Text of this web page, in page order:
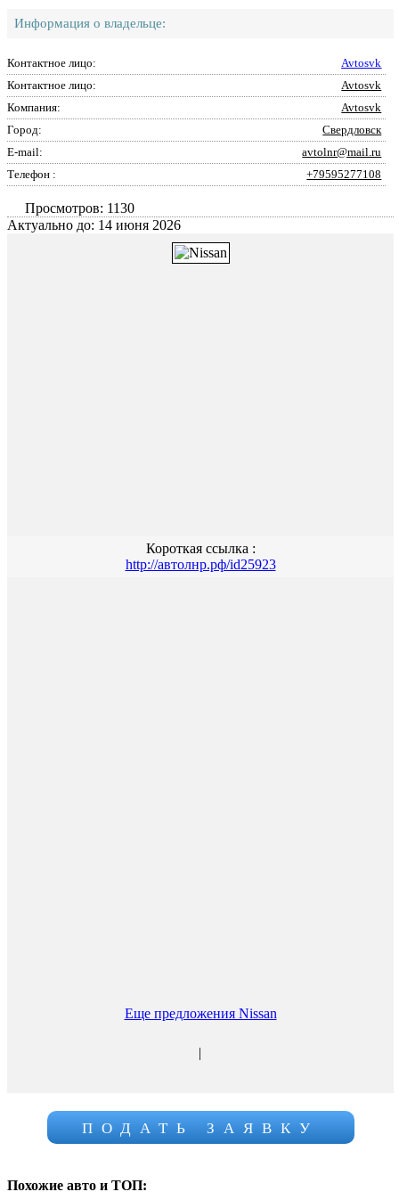
Информация о владельце:
Контактное лицо:
Avtosvk
Контактное лицо:
Avtosvk
Компания:
Avtosvk
Город:
Свердловск
E-mail:
avtolnr@mail.ru
Телефон :
+79595277108
Просмотров: 1130
Актуально до: 14 июня 2026
Короткая ссылка :
http://автолнр.рф/id25923
Еще предложения Nissan
|
ПОДАТЬ ЗАЯВКУ
Похожие авто и ТОП: